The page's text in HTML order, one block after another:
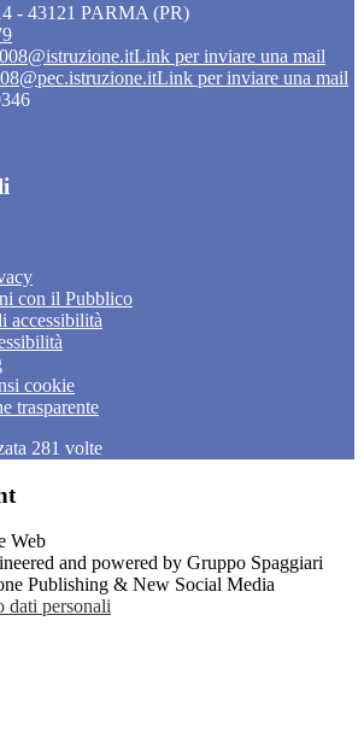
- 43121 PARMA (PR)
Link per inviare una mail
Link per inviare una mail
con il Pubblico
accessibilità
cookie
trasparente
281 volte
and powered by Gruppo Spaggiari
Publishing & New Social Media
dati personali